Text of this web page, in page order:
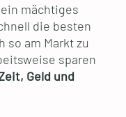
mächtiges
die besten
so am Markt zu
sparen
Geld und